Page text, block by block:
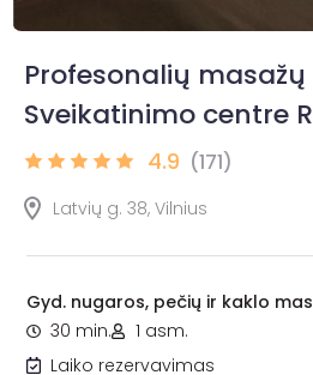
Profesonalių
Sveikatinimo centre
4.9 (171)
Latvių g. 38, Vilnius
Gyd. nugaros, pečių ir kaklo
30 min.
1 asm.
Laiko rezervavimas